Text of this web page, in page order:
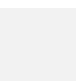
)視窗)
開新視窗)